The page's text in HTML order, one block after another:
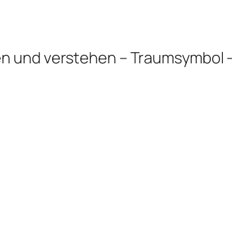
und verstehen – Traumsymbol